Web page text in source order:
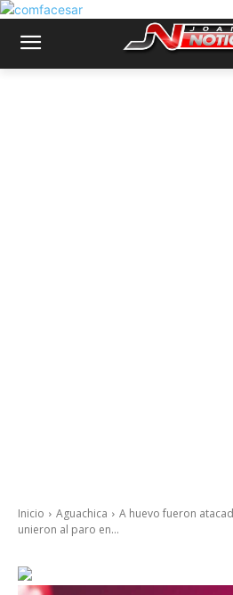
Inicio Aguachica
A huevo fueron
unieron al paro en...